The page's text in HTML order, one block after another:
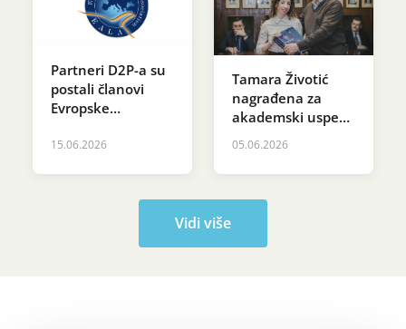
Partneri D2P-a su
postali članovi
Evropske
vazduhoplovno
15.06.2026
Tamara Životić
nagrađena za
akademski uspeh
na svečanosti
Svetog Save na
05.06.2026
Vidi više